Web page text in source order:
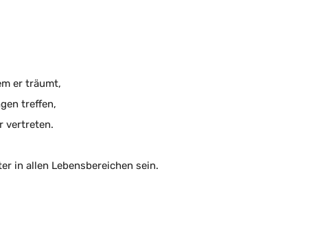
er träumt,
treffen,
vertreten.
in allen Lebensbereichen sein.